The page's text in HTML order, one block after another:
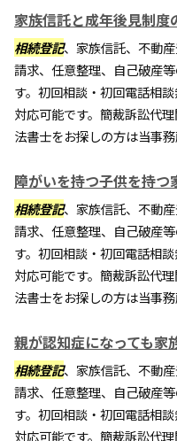
家族信託と成年後見制度
相続登記、家族信託、不動
請求、任意整理、自己破産
す。初回相談・初回電話相
対応可能です。簡裁訴訟代
法書士をお探しの方は当事
障がいを持つ子供を持
相続登記、家族信託、不動
請求、任意整理、自己破産
す。初回相談・初回電話相
対応可能です。簡裁訴訟代
法書士をお探しの方は当事
親が認知症になっても家
相続登記、家族信託、不動
請求、任意整理、自己破産
す。初回相談・初回電話相
対応可能です。簡裁訴訟代